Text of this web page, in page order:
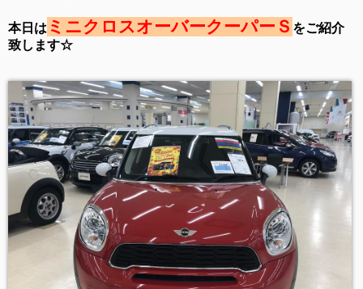
本日は ミニクロスオーバークーパーＳ をご紹介
致します☆